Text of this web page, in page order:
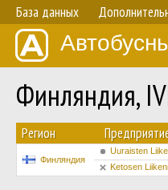
База данных
Финляндия,
Регион
Финляндия
Uuraisten
Ketosen